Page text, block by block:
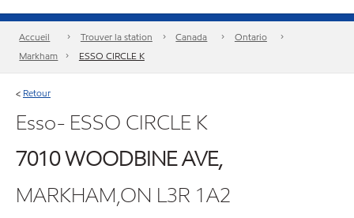
Accueil Trouver la station Canada
Ontario
Markham
ESSO CIRCLE K
< Retour
Esso- ESSO CIRCLE K
7010 WOODBINE AVE,
MARKHAM,ON L3R 1A2